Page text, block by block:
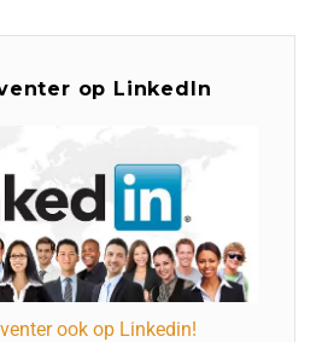
op LinkedIn
ook op Linkedin!